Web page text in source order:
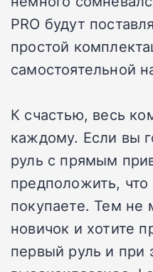
PRO будут
простой
самостоятельной
К счастью, весь
каждому. Если вы
руль с прямым
предположить,
покупаете. Тем не
новичок и хотите
первый руль и при